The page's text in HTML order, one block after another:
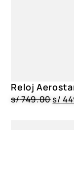
Reloj
s/749.00s/